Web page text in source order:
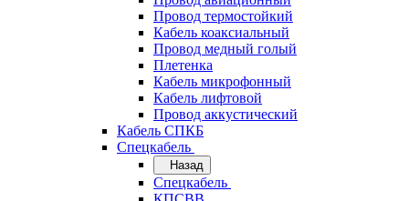
Провод термостойкий
Кабель коаксиальный
Провод медный голый
Плетенка
Кабель микрофонный
Кабель лифтовой
Провод аккустический
Кабель СПКБ
Спецкабель
Назад
Спецкабель